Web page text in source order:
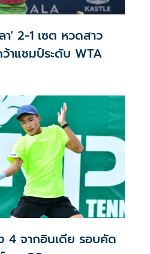
า' 2-1 เซต หวดสาว
แชมป์ระดับ WTA
4 จากอินเดีย รอบคัด